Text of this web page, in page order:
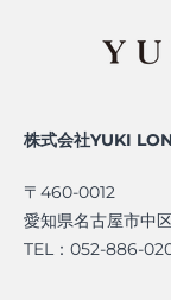
株式会社YUKI
〒460-0012
愛知県名古屋市中
TEL：052-886-